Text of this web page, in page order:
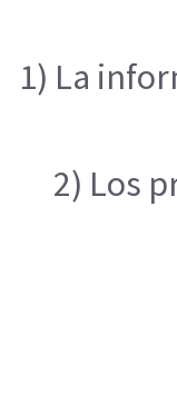
1) La
2) Los